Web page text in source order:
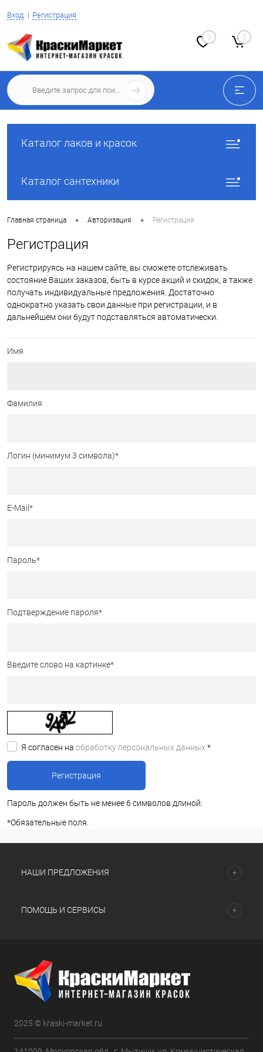
Вход Регистрация
0 0
Каталог лаков и красок
Каталог сантехники
Главная страница • Авторизация • Регистрация
Регистрация
Регистрируясь на нашем сайте, вы сможете отслеживать
состояние Ваших заказов, быть в курсе акций и скидок, а также
получать индивидуальные предложения. Достаточно
однократно указать свои данные при регистрации, и в
дальнейшем они будут подставляться автоматически.
Имя
Фамилия
Логин (минимум 3 символа)*
E-Mail *
Пароль*
Подтверждение пароля*
Введите слово на картинке*
Я согласен на обработку персональных данных. *
Пароль должен быть не менее 6 символов длиной.
*Обязательные поля.
НАШИ ПРЕДЛОЖЕНИЯ
ПОМОЩЬ И СЕРВИСЫ
2025 © kraski-market.ru